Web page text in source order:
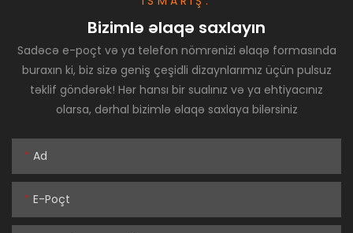
Bizimlə əlaqə saxlayın
Sadəcə e-poçt və ya telefon nömrənizi əlaqə formasında
buraxın ki, biz sizə geniş çeşidli dizaynlarımız üçün pulsuz
təklif göndərək! Hər hansı bir sualınız və ya ehtiyacınız
olarsa, dərhal bizimlə əlaqə saxlaya bilərsiniz
Ad
E-Poçt